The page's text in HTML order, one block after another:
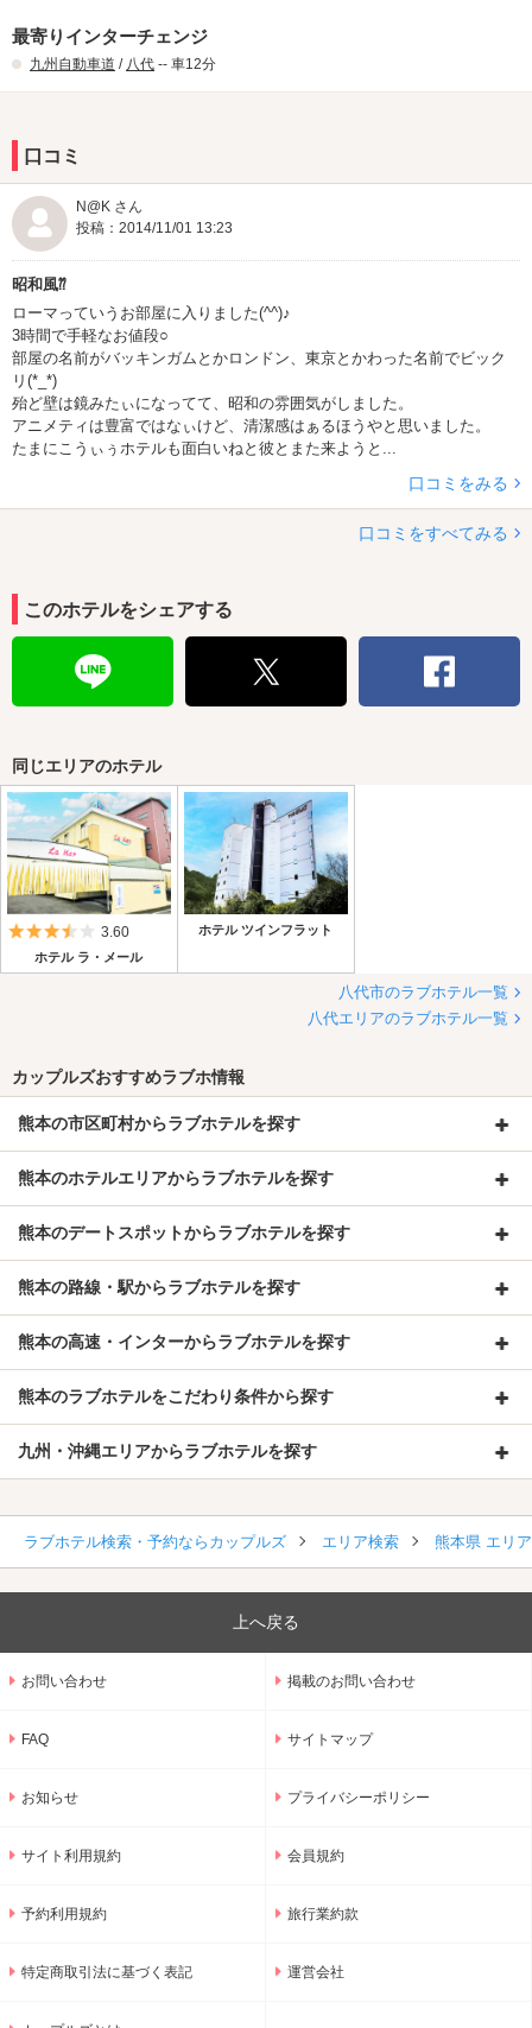
最寄りインターチェンジ
九州自動車道 / 八代 -- 車12分
口コミ
N@K さん
投稿：2014/11/01 13:23
昭和風⁇
ローマっていうお部屋に入りました(^^)♪
3時間で手軽なお値段○
部屋の名前がバッキンガムとかロンドン、東京とかわった名前でビック
リ(*_*)
殆ど壁は鏡みたぃになってて、昭和の雰囲気がしました。
アニメティは豊富ではなぃけど、清潔感はぁるほうやと思いました。
たまにこうぃぅホテルも面白いねと彼とまた来ようと...
口コミをみる
口コミをすべてみる
このホテルをシェアする
同じエリアのホテル
5つ星のうち3.5
3.60
ホテル ラ・メール
ホテル ツインフラット
八代市のラブホテル一覧
八代エリアのラブホテル一覧
カップルズおすすめラブホ情報
熊本の市区町村からラブホテルを探す
熊本のホテルエリアからラブホテルを探す
熊本のデートスポットからラブホテルを探す
熊本の路線・駅からラブホテルを探す
熊本の高速・インターからラブホテルを探す
熊本のラブホテルをこだわり条件から探す
九州・沖縄エリアからラブホテルを探す
ラブホテル検索・予約ならカップルズ エリア検索 熊本県 エリ
上へ戻る
お問い合わせ 掲載のお問い合わせ
FAQ サイトマップ
お知らせ プライバシーポリシー
サイト利用規約 会員規約
予約利用規約 旅行業約款
特定商取引法に基づく表記 運営会社